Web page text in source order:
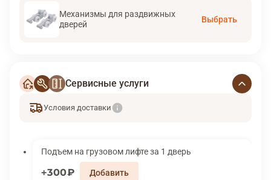
Механизмы для раздвижных
дверей
Выбрать
Сервисные услуги
Условия доставки
Подъем на грузовом лифте за 1 дверь
300₽